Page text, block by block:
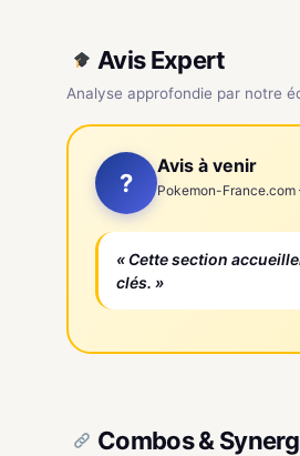
Avis Expert
Analyse approfondie par notre
?
Avis à venir
Pokemon-
« Cette section
clés. »
Combos &